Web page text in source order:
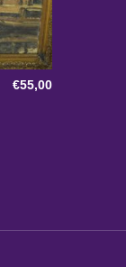
€55,00